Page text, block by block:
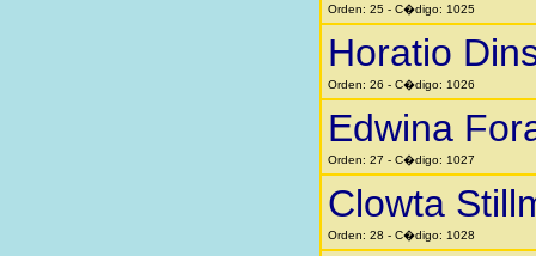
Orden: 25 - C�digo: 1025
Horatio
Orden: 26 - C�digo: 1026
Edwina
Orden: 27 - C�digo: 1027
Clowta
Orden: 28 - C�digo: 1028